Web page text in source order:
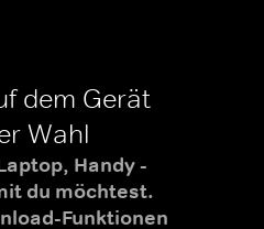
dem Gerät
Wahl
Handy -
du möchtest.
Funktionen